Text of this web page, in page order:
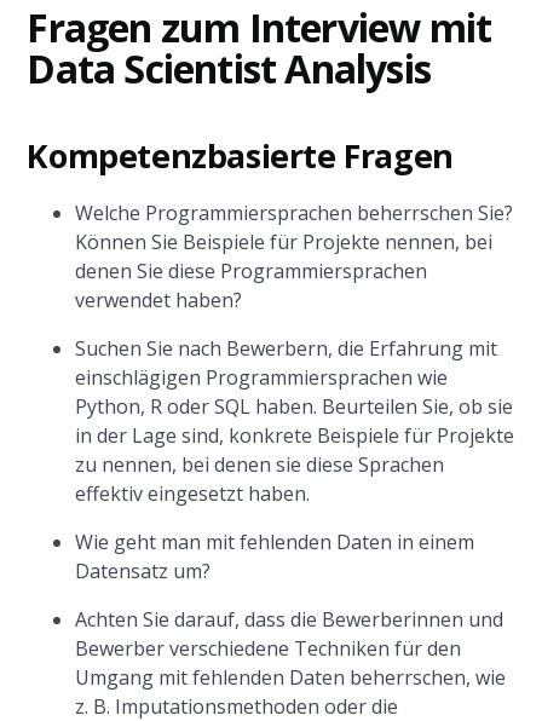
Fragen zum Interview mit
Data Scientist Analysis
Kompetenzbasierte Fragen
Welche Programmiersprachen beherrschen Sie?
Können Sie Beispiele für Projekte nennen, bei
denen Sie diese Programmiersprachen
verwendet haben?
Suchen Sie nach Bewerbern, die Erfahrung mit
einschlägigen Programmiersprachen wie
Python, R oder SQL haben. Beurteilen Sie, ob sie
in der Lage sind, konkrete Beispiele für Projekte
zu nennen, bei denen sie diese Sprachen
effektiv eingesetzt haben.
Wie geht man mit fehlenden Daten in einem
Datensatz um?
Achten Sie darauf, dass die Bewerberinnen und
Bewerber verschiedene Techniken für den
Umgang mit fehlenden Daten beherrschen, wie
z. B. Imputationsmethoden oder die